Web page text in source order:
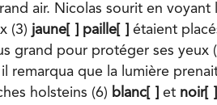
air. Nicolas sourit en voyant
(3) jaune[ ] paille[ ]
étaient
grand pour protéger ses yeux
remarqua que la lumière
holsteins (6) blanc[ ] et noir[ ]